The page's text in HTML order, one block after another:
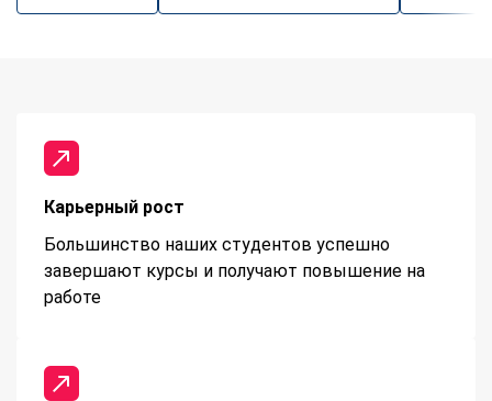
Карьерный рост
Большинство наших студентов успешно
завершают курсы и получают повышение на
работе